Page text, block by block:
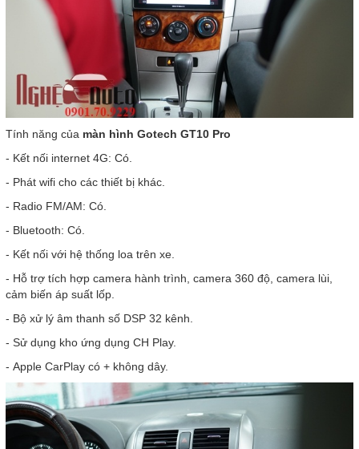
Tính năng của màn hình Gotech GT10 Pro
- Kết nối internet 4G: Có.
- Phát wifi cho các thiết bị khác.
- Radio FM/AM: Có.
- Bluetooth: Có.
- Kết nối với hệ thống loa trên xe.
- Hỗ trợ tích hợp camera hành trình, camera 360 độ, camera lùi,
cảm biến áp suất lốp.
- Bộ xử lý âm thanh số DSP 32 kênh.
- Sử dụng kho ứng dụng CH Play.
- Apple CarPlay có + không dây.